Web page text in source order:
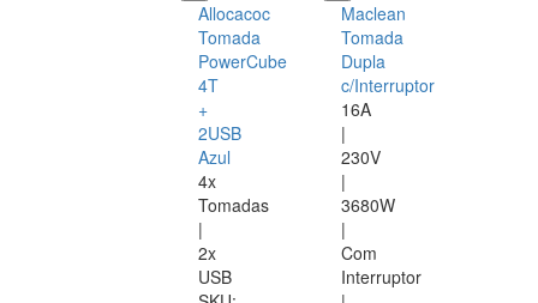
Allocacoc
Tomada
PowerCube
4T
+
2USB
Azul
4x
Tomadas
|
2x
USB
Maclean
Tomada
Dupla
c/Interruptor
16A
|
230V
|
3680W
|
Com
Interruptor